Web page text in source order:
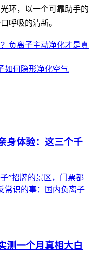
环，以一个可靠助手的
呼吸的清新。
负离子主动净化才是真
如何隐形净化空气
身体验：这三个千
”招牌的景区，门票都
常识的事：国内负离子
测一个月真相大白